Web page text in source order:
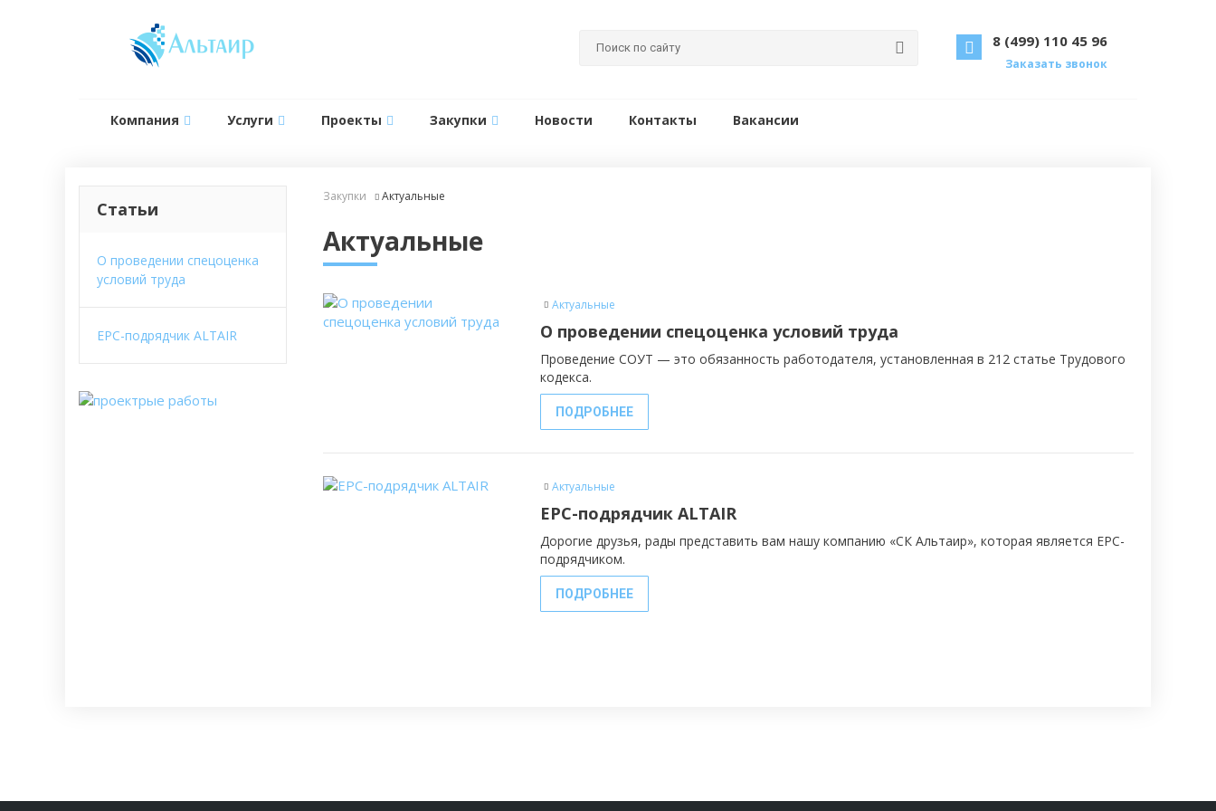
Компания Услуги Проекты Закупки Новости Контакты Вакансии
8 (499) 110 45 96
Заказать звонок
Статьи
О проведении спецоценка
условий труда
EPC-подрядчик ALTAIR
Закупки Актуальные
Актуальные
Актуальные
О проведении спецоценка условий труда
Проведение СОУТ — это обязанность работодателя, установленная в 212 статье Трудового
кодекса.
ПОДРОБНЕЕ
Актуальные
EPC-подрядчик ALTAIR
Дорогие друзья, рады представить вам нашу компанию «СК Альтаир», которая является EPC-
подрядчиком.
ПОДРОБНЕЕ